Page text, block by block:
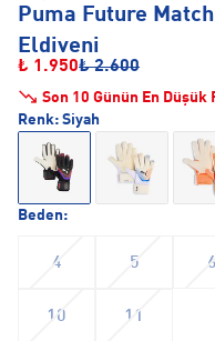
Puma Future
Eldiveni
₺ 1.950₺ 2.600
Son 10 Günün En Düşük
Beden:
4 5 6
10 11
Renk: Siyah